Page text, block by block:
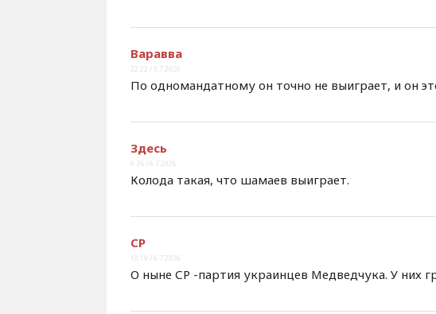
Варавва
22:22 / 5.7.2026
По одномандатному он точно не выиграет, и он
Здесь
6:35 / 6.7.2026
Колода такая, что шамаев выиграет.
СР
18:19 / 6.7.2026
О ныне СР -партия украинцев Медведчука. У них